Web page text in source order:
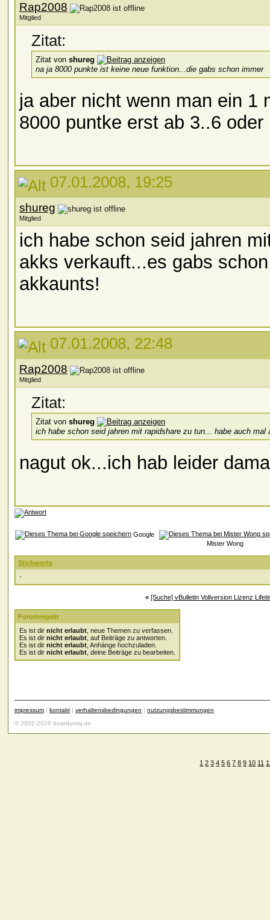
Rap2008
Mitglied
Zitat:
Zitat von shureg
na ja 8000 punkte ist keine neue funktion...die gabs schon immer
ja aber nicht wenn man ein 1
8000 puntke erst ab 3..6 oder
07.01.2008, 19:25
shureg
Mitglied
ich habe schon seid jahren
akks verkauft...es gabs
akkaunts!
07.01.2008, 22:48
Rap2008
Mitglied
Zitat:
Zitat von shureg
ich habe schon seid jahren mit rapidshare zu tun... habe auch
nagut ok...ich hab leider
Google
Mister Wong
Stichworte
-
« [Suche] vBulletin Vollversion Lizenz
Forumregeln
Es ist dir nicht erlaubt , neue Themen zu verfassen.
Es ist dir nicht erlaubt , auf Beiträge zu antworten.
Es ist dir nicht erlaubt , Anhänge hochzuladen.
Es ist dir nicht erlaubt , deine Beiträge zu bearbeiten.
impressum | kontakt | verhaltensbedingungen | nutzungsbestimmungen
© 2002-2026 boardunity.de
1 2 3 4 5 6 7 8 9 10 11